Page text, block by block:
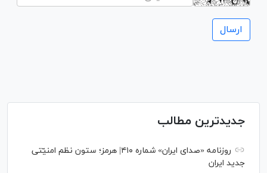
جدیدترین مطالب
روزنامه «صدای ایران» شماره ۴۱۰| هرمز؛ ستون نظم امنیّتی
جدید ایران